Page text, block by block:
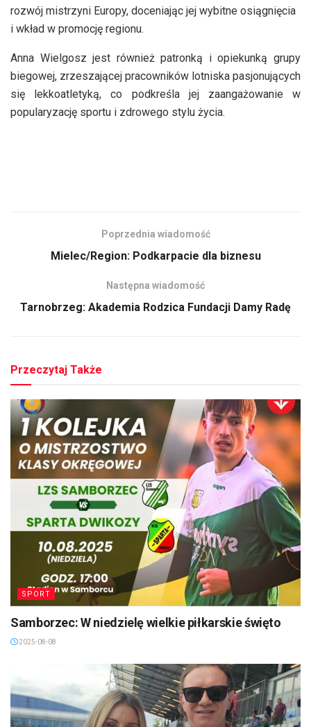
rozwój mistrzyni Europy, doceniając jej wybitne osiągnięcia
i wkład w promocję regionu.
Anna Wielgosz jest również patronką i opiekunką grupy
biegowej, zrzeszającej pracowników lotniska pasjonujących
się lekkoatletyką, co podkreśla jej zaangażowanie w
popularyzację sportu i zdrowego stylu życia.
Poprzednia wiadomość
Mielec/Region: Podkarpacie dla biznesu
Następna wiadomość
Tarnobrzeg: Akademia Rodzica Fundacji Damy Radę
Przeczytaj Także
SPORT
Samborzec: W niedzielę wielkie piłkarskie święto
2025-08-08